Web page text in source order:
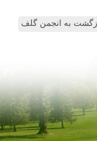
به انجمن گلف